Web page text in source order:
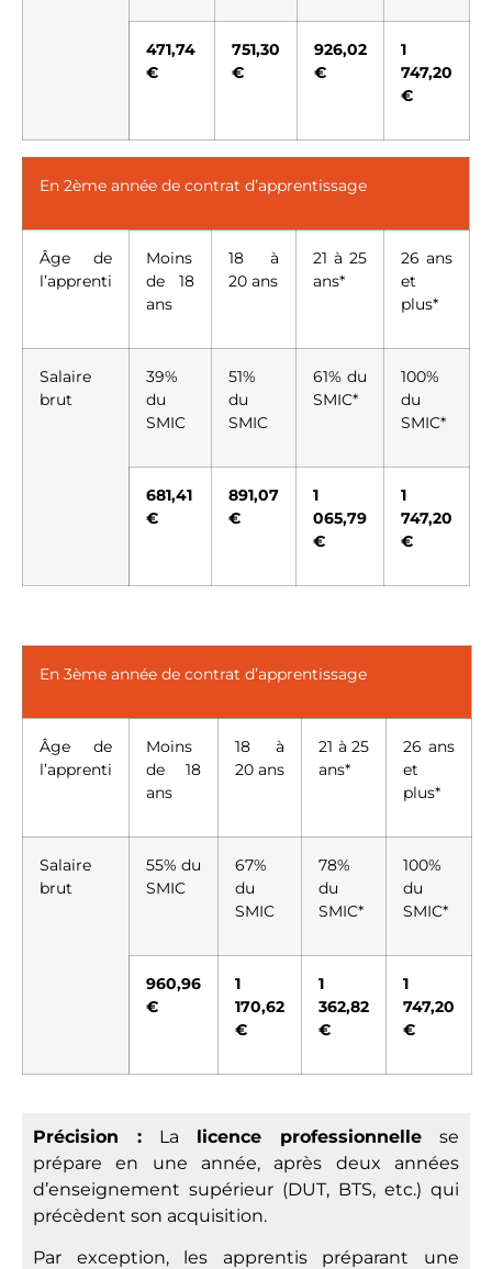
471,74
€
751,30
€
926,02
€
1
747,20
€
En 2ème année de contrat d’apprentissage
Âge de
l’apprenti
Moins
de 18
ans
18 à
20 ans
21 à 25
ans*
26 ans
et
plus*
Salaire
brut
39%
du
SMIC
51%
du
SMIC
61% du
SMIC*
100%
du
SMIC*
681,41
€
891,07
€
1
065,79
€
1
747,20
€
En 3ème année de contrat d’apprentissage
Âge de
l’apprenti
Moins
de 18
ans
18 à
20 ans
21 à 25
ans*
26 ans
et
plus*
Salaire
brut
55% du
SMIC
67%
du
SMIC
78%
du
SMIC*
100%
du
SMIC*
960,96
€
1
170,62
€
1
362,82
€
1
747,20
€
Précision : La licence professionnelle se
prépare en une année, après deux années
d’enseignement supérieur (DUT, BTS, etc.) qui
précèdent son acquisition.
Par exception, les apprentis préparant une